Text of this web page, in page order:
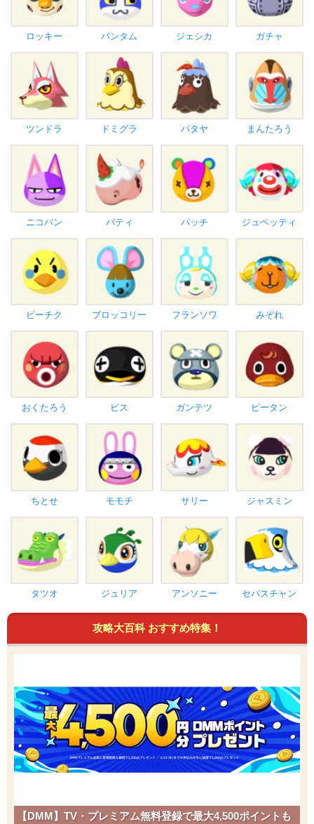
ロッキー バンタム ジェシカ ガチャ
ツンドラ ドミグラ パタヤ まんたろう
ニコバン パティ パッチ ジュペッティ
ピーチク ブロッコリー フランソワ みぞれ
おくたろう ビス ガンテツ ピータン
ちとせ モモチ サリー ジャスミン
タツオ ジュリア アンソニー セバスチャン
攻略大百科 おすすめ特集！
【DMM】TV・プレミアム無料登録で最大4,500ポイントも